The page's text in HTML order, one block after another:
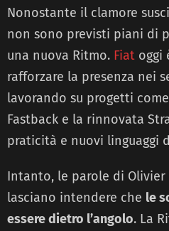
Nonostante il clamore
non sono previsti piani di
una nuova Ritmo. Fiat oggi
rafforzare la presenza nei
lavorando su progetti
Fastback e la rinnovata
praticità e nuovi linguaggi
Intanto, le parole di Olivier
lasciano intendere che le
essere dietro l’angolo. La